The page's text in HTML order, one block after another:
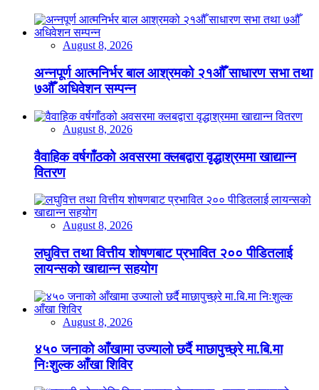
August 8, 2026
अन्नपूर्ण आत्मनिर्भर बाल आश्रमको २१औँ साधारण सभा तथा
७औँ अधिवेशन सम्पन्न
August 8, 2026
वैवाहिक वर्षगाँठको अवसरमा क्लबद्वारा वृद्धाश्रममा खाद्यान्न
वितरण
August 8, 2026
लघुवित्त तथा वित्तीय शोषणबाट प्रभावित २०० पीडितलाई
लायन्सको खाद्यान्न सहयोग
August 8, 2026
४५० जनाको आँखामा उज्यालो छर्दै माछापुच्छ्रे मा.बि.मा
निःशुल्क आँखा शिविर